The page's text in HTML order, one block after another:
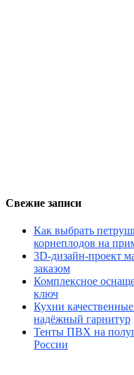
Свежие записи
Как выбрать
корнеплодов на
3D-дизайн-проект
заказом
Комплексное
ключ
Кухни
надёжный гарнитур
Тенты ПВХ на
России